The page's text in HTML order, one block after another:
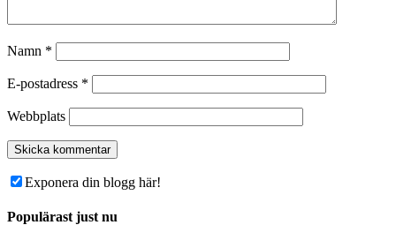
Namn *
E-postadress *
Webbplats
Exponera din blogg här!
Populärast just nu